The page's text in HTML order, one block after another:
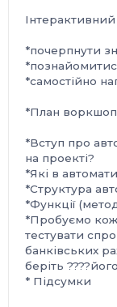
*почерпнути
*самостійно
*План
*Вступ про
на проекті?
*Які в
*Структура
*Функції
*Пробуємо
тестувати
банківських
беріть
* Підсумки